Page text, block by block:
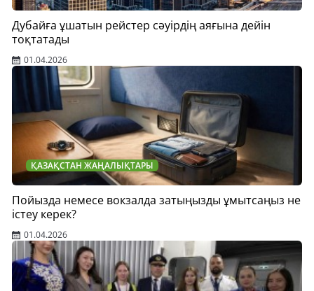
Дубайға ұшатын рейстер сәуірдің аяғына дейін
тоқтатады
01.04.2026
ҚАЗАҚСТАН ЖАҢАЛЫҚТАРЫ
Пойызда немесе вокзалда затыңызды ұмытсаңыз не
істеу керек?
01.04.2026